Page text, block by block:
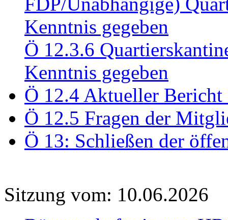
Kenntnis gegeben
Ö 12.3.6
Kenntnis gegeben
Ö 12.4 Aktueller Bericht
Ö 12.5 Fragen der
Ö 13: Schließen der
Sitzung vom: 10.06.2026